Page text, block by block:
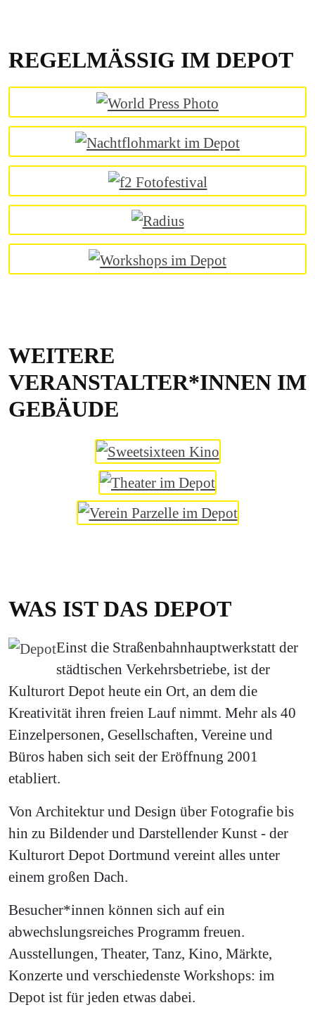
REGELMÄSSIG IM DEPOT
WEITERE
VERANSTALTER*INNEN IM
GEBÄUDE
WAS IST DAS DEPOT
Einst die Straßenbahnhauptwerkstatt der
städtischen Verkehrsbetriebe, ist der
Kulturort Depot heute ein Ort, an dem die
Kreativität ihren freien Lauf nimmt. Mehr als 40
Einzelpersonen, Gesellschaften, Vereine und
Büros haben sich seit der Eröffnung 2001
etabliert.
Von Architektur und Design über Fotografie bis
hin zu Bildender und Darstellender Kunst - der
Kulturort Depot Dortmund vereint alles unter
einem großen Dach.
Besucher*innen können sich auf ein
abwechslungsreiches Programm freuen.
Ausstellungen, Theater, Tanz, Kino, Märkte,
Konzerte und verschiedenste Workshops: im
Depot ist für jeden etwas dabei.